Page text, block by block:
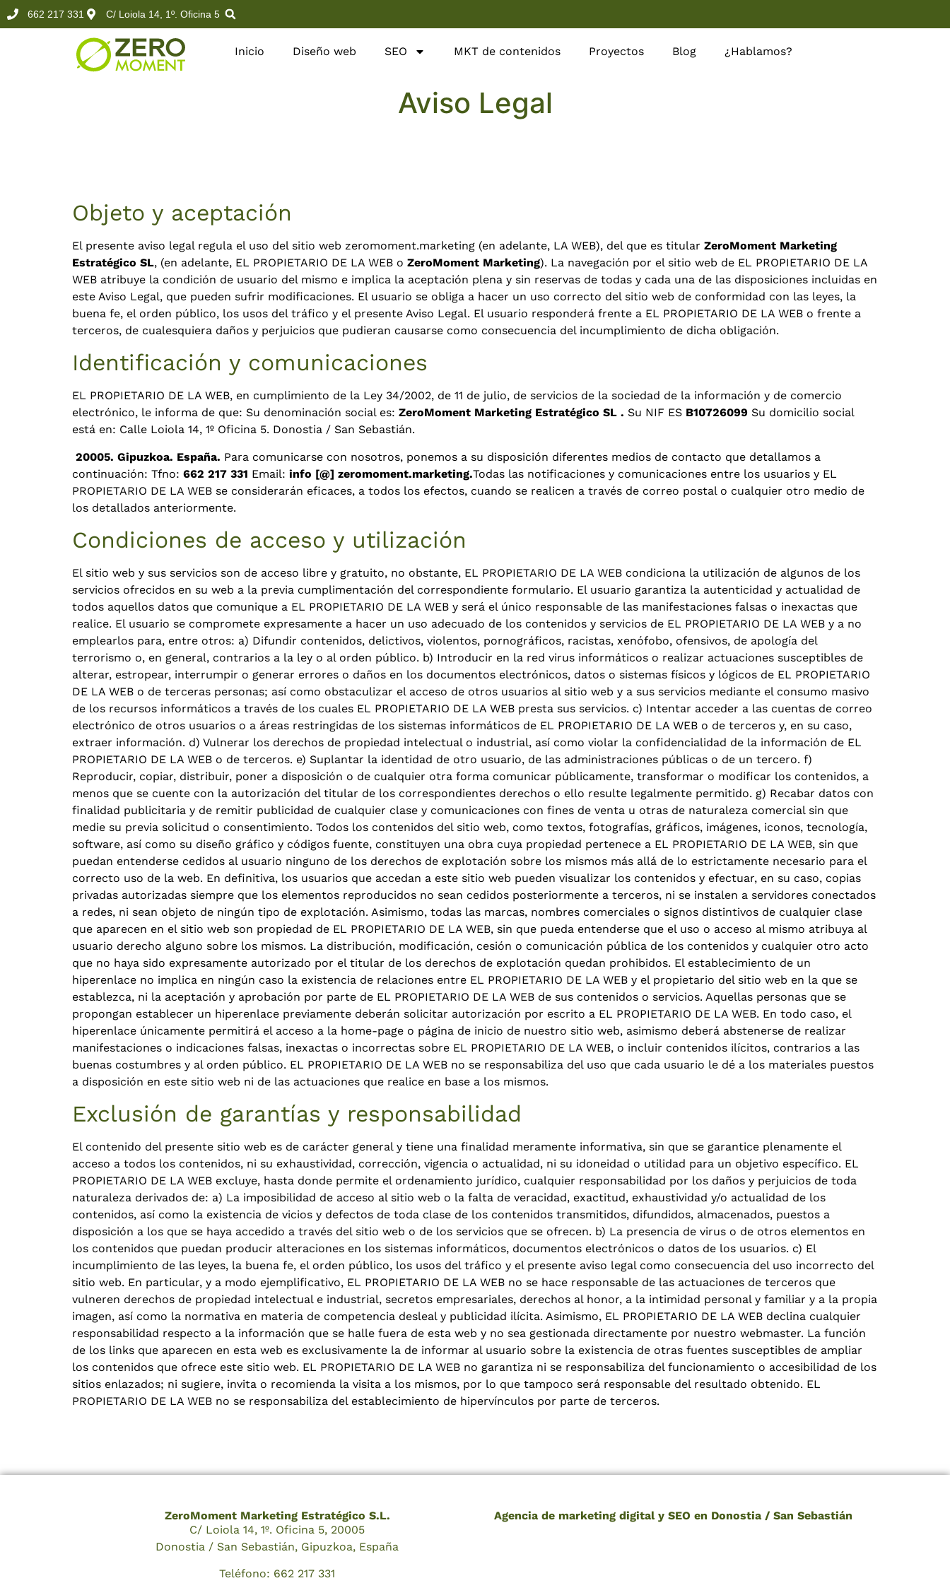
662 217 331 C/ Loiola 14, 1º. Oficina 5
Inicio Diseño web SEO MKT de contenidos Proyectos Blog ¿Hablamos?
Aviso Legal
Objeto y aceptación
El presente aviso legal regula el uso del sitio web zeromoment.marketing (en adelante, LA WEB), del que es titular ZeroMoment Marketing
Estratégico SL, (en adelante, EL PROPIETARIO DE LA WEB o ZeroMoment Marketing). La navegación por el sitio web de EL PROPIETARIO DE LA
WEB atribuye la condición de usuario del mismo e implica la aceptación plena y sin reservas de todas y cada una de las disposiciones incluidas en
este Aviso Legal, que pueden sufrir modificaciones. El usuario se obliga a hacer un uso correcto del sitio web de conformidad con las leyes, la
buena fe, el orden público, los usos del tráfico y el presente Aviso Legal. El usuario responderá frente a EL PROPIETARIO DE LA WEB o frente a
terceros, de cualesquiera daños y perjuicios que pudieran causarse como consecuencia del incumplimiento de dicha obligación.
Identificación y comunicaciones
EL PROPIETARIO DE LA WEB, en cumplimiento de la Ley 34/2002, de 11 de julio, de servicios de la sociedad de la información y de comercio
electrónico, le informa de que: Su denominación social es: ZeroMoment Marketing Estratégico SL . Su NIF ES B10726099 Su domicilio social
está en: Calle Loiola 14, 1º Oficina 5. Donostia / San Sebastián.
20005. Gipuzkoa. España. Para comunicarse con nosotros, ponemos a su disposición diferentes medios de contacto que detallamos a
continuación: Tfno: 662 217 331 Email: info [@] zeromoment.marketing.Todas las notificaciones y comunicaciones entre los usuarios y EL
PROPIETARIO DE LA WEB se considerarán eficaces, a todos los efectos, cuando se realicen a través de correo postal o cualquier otro medio de
los detallados anteriormente.
Condiciones de acceso y utilización
El sitio web y sus servicios son de acceso libre y gratuito, no obstante, EL PROPIETARIO DE LA WEB condiciona la utilización de algunos de los
servicios ofrecidos en su web a la previa cumplimentación del correspondiente formulario. El usuario garantiza la autenticidad y actualidad de
todos aquellos datos que comunique a EL PROPIETARIO DE LA WEB y será el único responsable de las manifestaciones falsas o inexactas que
realice. El usuario se compromete expresamente a hacer un uso adecuado de los contenidos y servicios de EL PROPIETARIO DE LA WEB y a no
emplearlos para, entre otros: a) Difundir contenidos, delictivos, violentos, pornográficos, racistas, xenófobo, ofensivos, de apología del
terrorismo o, en general, contrarios a la ley o al orden público. b) Introducir en la red virus informáticos o realizar actuaciones susceptibles de
alterar, estropear, interrumpir o generar errores o daños en los documentos electrónicos, datos o sistemas físicos y lógicos de EL PROPIETARIO
DE LA WEB o de terceras personas; así como obstaculizar el acceso de otros usuarios al sitio web y a sus servicios mediante el consumo masivo
de los recursos informáticos a través de los cuales EL PROPIETARIO DE LA WEB presta sus servicios. c) Intentar acceder a las cuentas de correo
electrónico de otros usuarios o a áreas restringidas de los sistemas informáticos de EL PROPIETARIO DE LA WEB o de terceros y, en su caso,
extraer información. d) Vulnerar los derechos de propiedad intelectual o industrial, así como violar la confidencialidad de la información de EL
PROPIETARIO DE LA WEB o de terceros. e) Suplantar la identidad de otro usuario, de las administraciones públicas o de un tercero. f)
Reproducir, copiar, distribuir, poner a disposición o de cualquier otra forma comunicar públicamente, transformar o modificar los contenidos, a
menos que se cuente con la autorización del titular de los correspondientes derechos o ello resulte legalmente permitido. g) Recabar datos con
finalidad publicitaria y de remitir publicidad de cualquier clase y comunicaciones con fines de venta u otras de naturaleza comercial sin que
medie su previa solicitud o consentimiento. Todos los contenidos del sitio web, como textos, fotografías, gráficos, imágenes, iconos, tecnología,
software, así como su diseño gráfico y códigos fuente, constituyen una obra cuya propiedad pertenece a EL PROPIETARIO DE LA WEB, sin que
puedan entenderse cedidos al usuario ninguno de los derechos de explotación sobre los mismos más allá de lo estrictamente necesario para el
correcto uso de la web. En definitiva, los usuarios que accedan a este sitio web pueden visualizar los contenidos y efectuar, en su caso, copias
privadas autorizadas siempre que los elementos reproducidos no sean cedidos posteriormente a terceros, ni se instalen a servidores conectados
a redes, ni sean objeto de ningún tipo de explotación. Asimismo, todas las marcas, nombres comerciales o signos distintivos de cualquier clase
que aparecen en el sitio web son propiedad de EL PROPIETARIO DE LA WEB, sin que pueda entenderse que el uso o acceso al mismo atribuya al
usuario derecho alguno sobre los mismos. La distribución, modificación, cesión o comunicación pública de los contenidos y cualquier otro acto
que no haya sido expresamente autorizado por el titular de los derechos de explotación quedan prohibidos. El establecimiento de un
hiperenlace no implica en ningún caso la existencia de relaciones entre EL PROPIETARIO DE LA WEB y el propietario del sitio web en la que se
establezca, ni la aceptación y aprobación por parte de EL PROPIETARIO DE LA WEB de sus contenidos o servicios. Aquellas personas que se
propongan establecer un hiperenlace previamente deberán solicitar autorización por escrito a EL PROPIETARIO DE LA WEB. En todo caso, el
hiperenlace únicamente permitirá el acceso a la home-page o página de inicio de nuestro sitio web, asimismo deberá abstenerse de realizar
manifestaciones o indicaciones falsas, inexactas o incorrectas sobre EL PROPIETARIO DE LA WEB, o incluir contenidos ilícitos, contrarios a las
buenas costumbres y al orden público. EL PROPIETARIO DE LA WEB no se responsabiliza del uso que cada usuario le dé a los materiales puestos
a disposición en este sitio web ni de las actuaciones que realice en base a los mismos.
Exclusión de garantías y responsabilidad
El contenido del presente sitio web es de carácter general y tiene una finalidad meramente informativa, sin que se garantice plenamente el
acceso a todos los contenidos, ni su exhaustividad, corrección, vigencia o actualidad, ni su idoneidad o utilidad para un objetivo específico. EL
PROPIETARIO DE LA WEB excluye, hasta donde permite el ordenamiento jurídico, cualquier responsabilidad por los daños y perjuicios de toda
naturaleza derivados de: a) La imposibilidad de acceso al sitio web o la falta de veracidad, exactitud, exhaustividad y/o actualidad de los
contenidos, así como la existencia de vicios y defectos de toda clase de los contenidos transmitidos, difundidos, almacenados, puestos a
disposición a los que se haya accedido a través del sitio web o de los servicios que se ofrecen. b) La presencia de virus o de otros elementos en
los contenidos que puedan producir alteraciones en los sistemas informáticos, documentos electrónicos o datos de los usuarios. c) El
incumplimiento de las leyes, la buena fe, el orden público, los usos del tráfico y el presente aviso legal como consecuencia del uso incorrecto del
sitio web. En particular, y a modo ejemplificativo, EL PROPIETARIO DE LA WEB no se hace responsable de las actuaciones de terceros que
vulneren derechos de propiedad intelectual e industrial, secretos empresariales, derechos al honor, a la intimidad personal y familiar y a la propia
imagen, así como la normativa en materia de competencia desleal y publicidad ilícita. Asimismo, EL PROPIETARIO DE LA WEB declina cualquier
responsabilidad respecto a la información que se halle fuera de esta web y no sea gestionada directamente por nuestro webmaster. La función
de los links que aparecen en esta web es exclusivamente la de informar al usuario sobre la existencia de otras fuentes susceptibles de ampliar
los contenidos que ofrece este sitio web. EL PROPIETARIO DE LA WEB no garantiza ni se responsabiliza del funcionamiento o accesibilidad de los
sitios enlazados; ni sugiere, invita o recomienda la visita a los mismos, por lo que tampoco será responsable del resultado obtenido. EL
PROPIETARIO DE LA WEB no se responsabiliza del establecimiento de hipervínculos por parte de terceros.
ZeroMoment Marketing Estratégico S.L.
C/ Loiola 14, 1º. Oficina 5, 20005
Donostia / San Sebastián, Gipuzkoa, España
Teléfono: 662 217 331
Agencia de marketing digital y SEO en Donostia / San Sebastián